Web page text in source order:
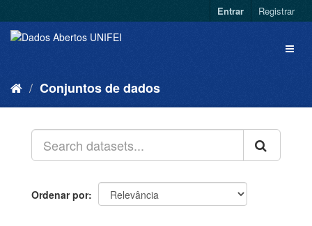
Entrar Registrar
Conjuntos de dados
Ordenar por